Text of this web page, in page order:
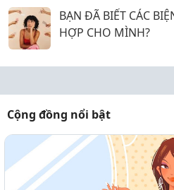
BẠN ĐÃ BIẾT CÁC
HỢP CHO MÌNH?
Cộng đồng nổi bật